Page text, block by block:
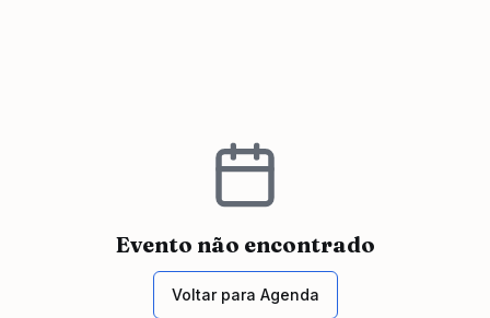
Evento não encontrado
Voltar para Agenda